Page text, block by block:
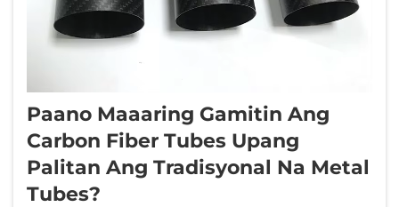
Paano Maaaring Gamitin Ang
Carbon Fiber Tubes Upang
Palitan Ang Tradisyonal Na Metal
Tubes?